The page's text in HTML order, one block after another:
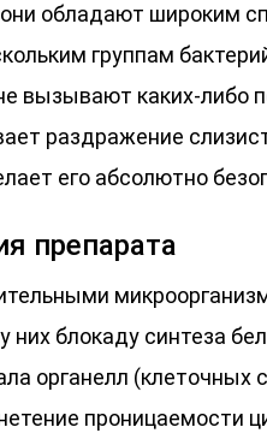
обладают широким
группам
вызывают каких-либо
раздражение
его абсолютно
препарата
блокаду синтеза
органелл (клеточных
проницаемости